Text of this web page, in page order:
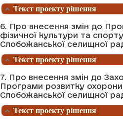
Текст проекту рішення
6. Про внесення змін до
фізичної культури та
Слобожанської селищної
Текст проекту рішення
7. Про внесення змін до
Програми розвитку охорони
Слобожанської селищної
Текст проекту рішення